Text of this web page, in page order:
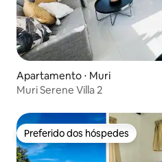
Apartamento ⋅ Muri
Muri Serene Villa 2
Preferido dos hóspedes
Preferido dos hóspedes